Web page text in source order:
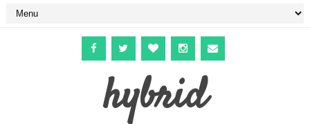
hybrid